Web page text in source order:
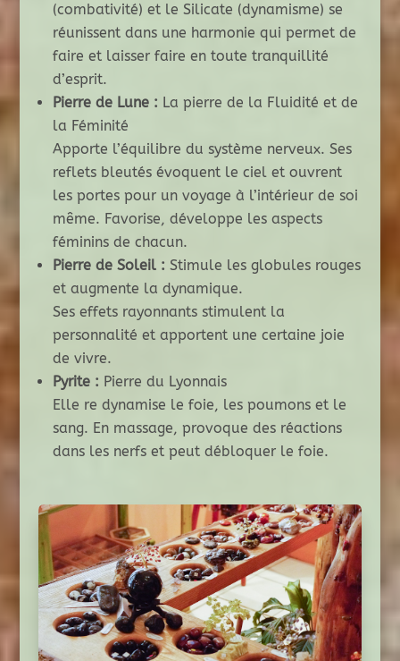
(combativité) et le Silicate (dynamisme) se
réunissent dans une harmonie qui permet de
faire et laisser faire en toute tranquillité
d’esprit.
Pierre de Lune : La pierre de la Fluidité et de
la Féminité
Apporte l’équilibre du système nerveux. Ses
reflets bleutés évoquent le ciel et ouvrent
les portes pour un voyage à l’intérieur de soi
même. Favorise, développe les aspects
féminins de chacun.
Pierre de Soleil : Stimule les globules rouges
et augmente la dynamique.
Ses effets rayonnants stimulent la
personnalité et apportent une certaine joie
de vivre.
Pyrite : Pierre du Lyonnais
Elle re dynamise le foie, les poumons et le
sang. En massage, provoque des réactions
dans les nerfs et peut débloquer le foie.